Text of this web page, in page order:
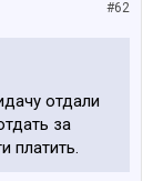
#62
отдали
за
платить.